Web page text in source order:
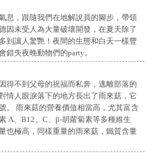
息，跟隨我們在地解說員的腳步，帶領
因未受人為大量破壞開發，在夏天除了
到讓人驚艷！夜間的生態和白天一樣豐
錯失夜晚動物們的party。
得不到父母的祝福而私奔，逃離部落的
情人眼淚落下的地方長出了雨來菇，它
。 雨來菇的營養價值相當高，尤其富含
A、B12、C、β-胡蘿蔔素等多種維生
也極高，同樣重量的雨來菇，鐵質含量